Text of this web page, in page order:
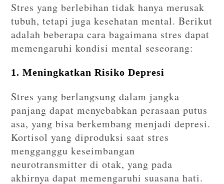
Stres yang berlebihan tidak hanya merusak
tubuh, tetapi juga kesehatan mental. Berikut
adalah beberapa cara bagaimana stres dapat
memengaruhi kondisi mental seseorang:
1. Meningkatkan Risiko Depresi
Stres yang berlangsung dalam jangka
panjang dapat menyebabkan perasaan putus
asa, yang bisa berkembang menjadi depresi.
Kortisol yang diproduksi saat stres
mengganggu keseimbangan
neurotransmitter di otak, yang pada
akhirnya dapat memengaruhi suasana hati.